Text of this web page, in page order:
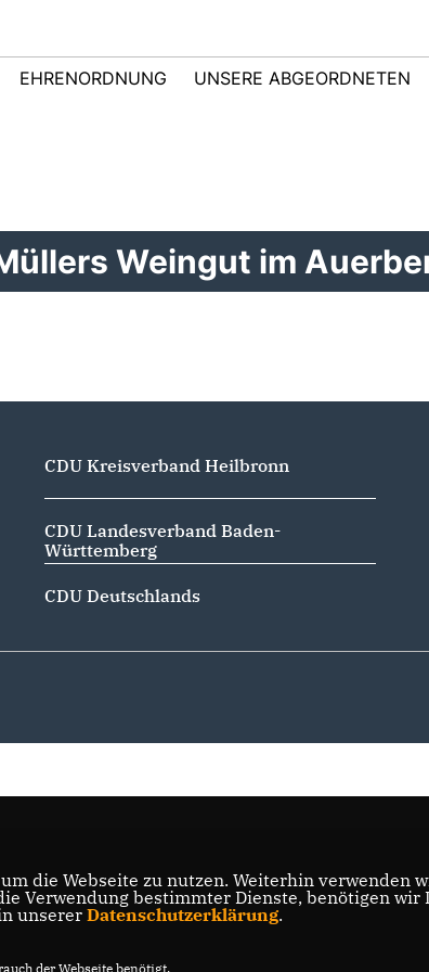
EHRENORDNUNG UNSERE ABGEORDNETEN
Weingut im
CDU Kreisverband Heilbronn
CDU Landesverband Baden-
Württemberg
CDU Deutschlands
die Webseite zu nutzen. Weiterhin
Verwendung bestimmter Dienste, benötigen
unserer Datenschutzerklärung.
der Webseite benötigt.